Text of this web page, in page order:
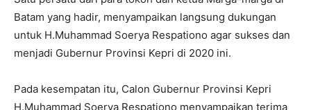
Batam yang hadir, menyampaikan langsung dukungan
untuk H.Muhammad Soerya Respationo agar sukses dan
menjadi Gubernur Provinsi Kepri di 2020 ini.
Pada kesempatan itu, Calon Gubernur Provinsi Kepri
H.Muhammad Soerya Respationo menyampaikan terima